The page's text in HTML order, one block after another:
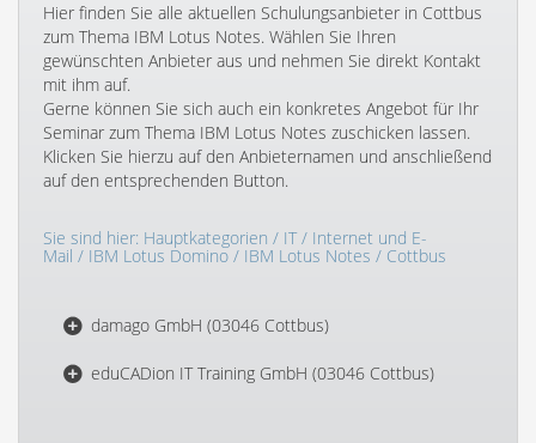
Hier finden Sie alle aktuellen Schulungsanbieter in Cottbus
zum Thema IBM Lotus Notes. Wählen Sie Ihren
gewünschten Anbieter aus und nehmen Sie direkt Kontakt
mit ihm auf.
Gerne können Sie sich auch ein konkretes Angebot für Ihr
Seminar zum Thema IBM Lotus Notes zuschicken lassen.
Klicken Sie hierzu auf den Anbieternamen und anschließend
auf den entsprechenden Button.
Sie sind hier: Hauptkategorien / IT/ Internet und E-
Mail / IBM Lotus Domino / IBM Lotus Notes / Cottbus
damago GmbH (03046 Cottbus)
eduCADion IT Training GmbH (03046 Cottbus)